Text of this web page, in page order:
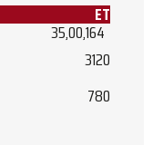
ET
35,00,164
3120
780